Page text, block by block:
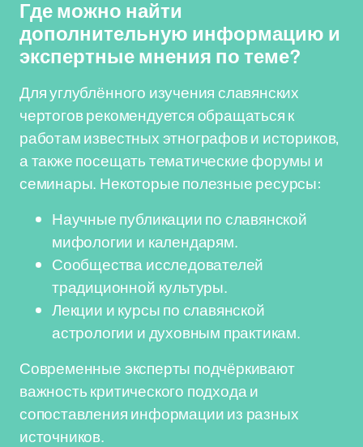
Где можно найти
дополнительную информацию и
экспертные мнения по теме?
Для углублённого изучения славянских
чертогов рекомендуется обращаться к
работам известных этнографов и историков,
а также посещать тематические форумы и
семинары. Некоторые полезные ресурсы:
Научные публикации по славянской
мифологии и календарям.
Сообщества исследователей
традиционной культуры.
Лекции и курсы по славянской
астрологии и духовным практикам.
Современные эксперты подчёркивают
важность критического подхода и
сопоставления информации из разных
источников.